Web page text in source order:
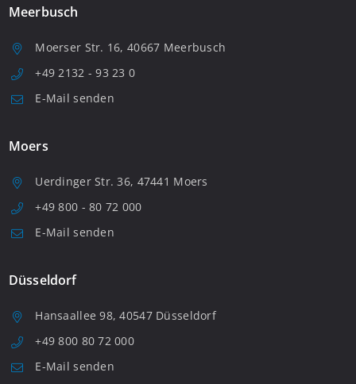
Meerbusch
Moerser Str. 16, 40667 Meerbusch
+49 2132 - 93 23 0
E-Mail senden
Moers
Uerdinger Str. 36, 47441 Moers
+49 800 - 80 72 000
E-Mail senden
Düsseldorf
Hansaallee 98, 40547 Düsseldorf
+49 800 80 72 000
E-Mail senden